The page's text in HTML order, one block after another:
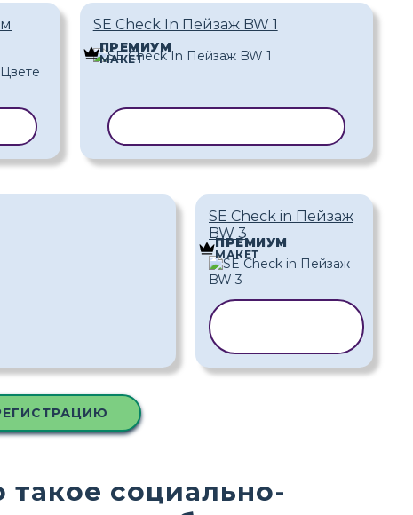
SE Check In Пейзаж BW 1
ПРЕМИУМ
МАКЕТ
SE Check in Пейзаж
BW 3
ПРЕМИУМ
МАКЕТ
такое социально-